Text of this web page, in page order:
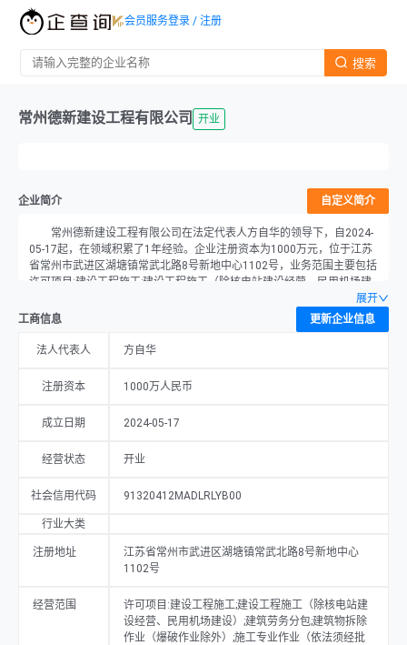
搜索
会员服务登录 / 注册
常州德新建设工程有限公司 开业
企业简介 自定义简介
常州德新建设工程有限公司在法定代表人方自华的领导下，自2024-
05-17起，在领域积累了1年经验。企业注册资本为1000万元，位于江苏
省常州市武进区湖塘镇常武北路8号新地中心1102号，业务范围主要包括
许可项目:建设工程施工;建设工程施工（除核电站建设经营、民用机场建
设）;建筑劳务分包;建筑物拆除作业（爆破作业除外）;施工专业作业（依
法须经批准的项目,经相关部门批准后方可开展经营活动,具体经营项目以
审批结果为准）一般项目:工程管理服务;工程技术服务（规划管理、勘
察、设计、监理除外）;建筑材料销售;轻质建筑材料销售;建筑防水卷材产
隔热和隔音材料销售;五金产品零售;保温材料销售;园林绿化工程施工;土石
展开
工商信息
更新企业信息
法人代表人 方自华
注册资本 1000万人民币
成立日期 2024-05-17
经营状态 开业
社会信用代码 91320412MADLRLYB00
行业大类
注册地址
江苏省常州市武进区湖塘镇常武北路8号新地中心
1102号
经营范围
许可项目:建设工程施工;建设工程施工（除核电站建
设经营、民用机场建设）;建筑劳务分包;建筑物拆除
作业（爆破作业除外）;施工专业作业（依法须经批